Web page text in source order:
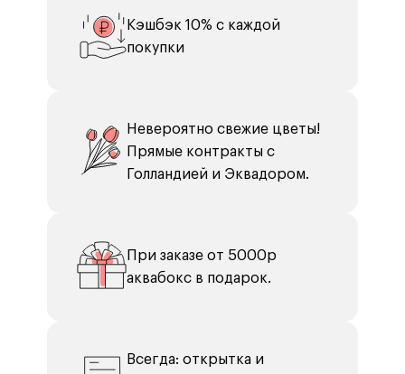
Кэшбэк 10% с каждой
покупки
Невероятно свежие цветы!
Прямые контракты с
Голландией и Эквадором.
При заказе от 5000р
аквабокс в подарок.
Всегда: открытка и